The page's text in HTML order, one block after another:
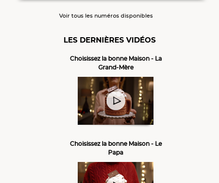
Voir tous les numéros disponibles
LES DERNIÈRES VIDÉOS
Choisissez la bonne Maison - La
Grand-Mère
Choisissez la bonne Maison - Le
Papa